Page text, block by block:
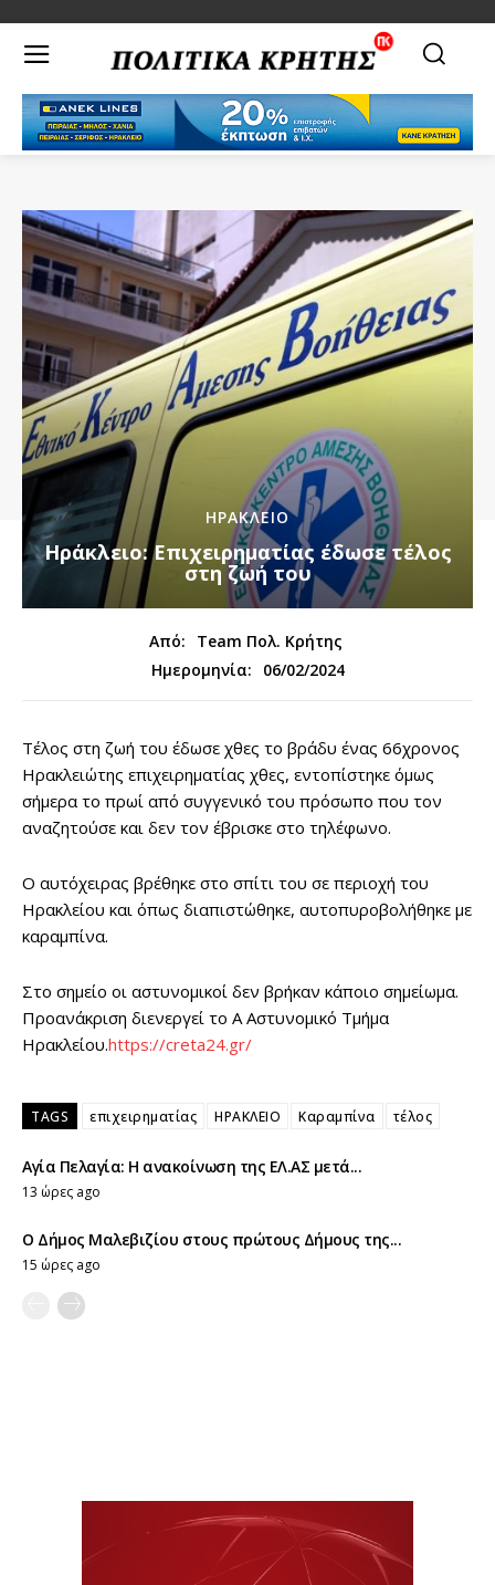
ΗΡΑΚΛΕΙΟ
Ηράκλειο: Επιχειρηματίας έδωσε τέλος
στη ζωή του
Από:
Team Πολ. Κρήτης
Ημερομηνία:
06/02/2024
Τέλος στη ζωή του έδωσε χθες το βράδυ ένας 66χρονος
Ηρακλειώτης επιχειρηματίας χθες, εντοπίστηκε όμως
σήμερα το πρωί από συγγενικό του πρόσωπο που τον
αναζητούσε και δεν τον έβρισκε στο τηλέφωνο.
Ο αυτόχειρας βρέθηκε στο σπίτι του σε περιοχή του
Ηρακλείου και όπως διαπιστώθηκε, αυτοπυροβολήθηκε με
καραμπίνα.
Στο σημείο οι αστυνομικοί δεν βρήκαν κάποιο σημείωμα.
Προανάκριση διενεργεί το Α Αστυνομικό Τμήμα
Ηρακλείου.https://creta24.gr/
TAGS επιχειρηματίας ΗΡΑΚΛΕΙΟ Καραμπίνα τέλος
Αγία Πελαγία: Η ανακοίνωση της ΕΛ.ΑΣ μετά...
13 ώρες ago
Ο Δήμος Μαλεβιζίου στους πρώτους Δήμους της...
15 ώρες ago